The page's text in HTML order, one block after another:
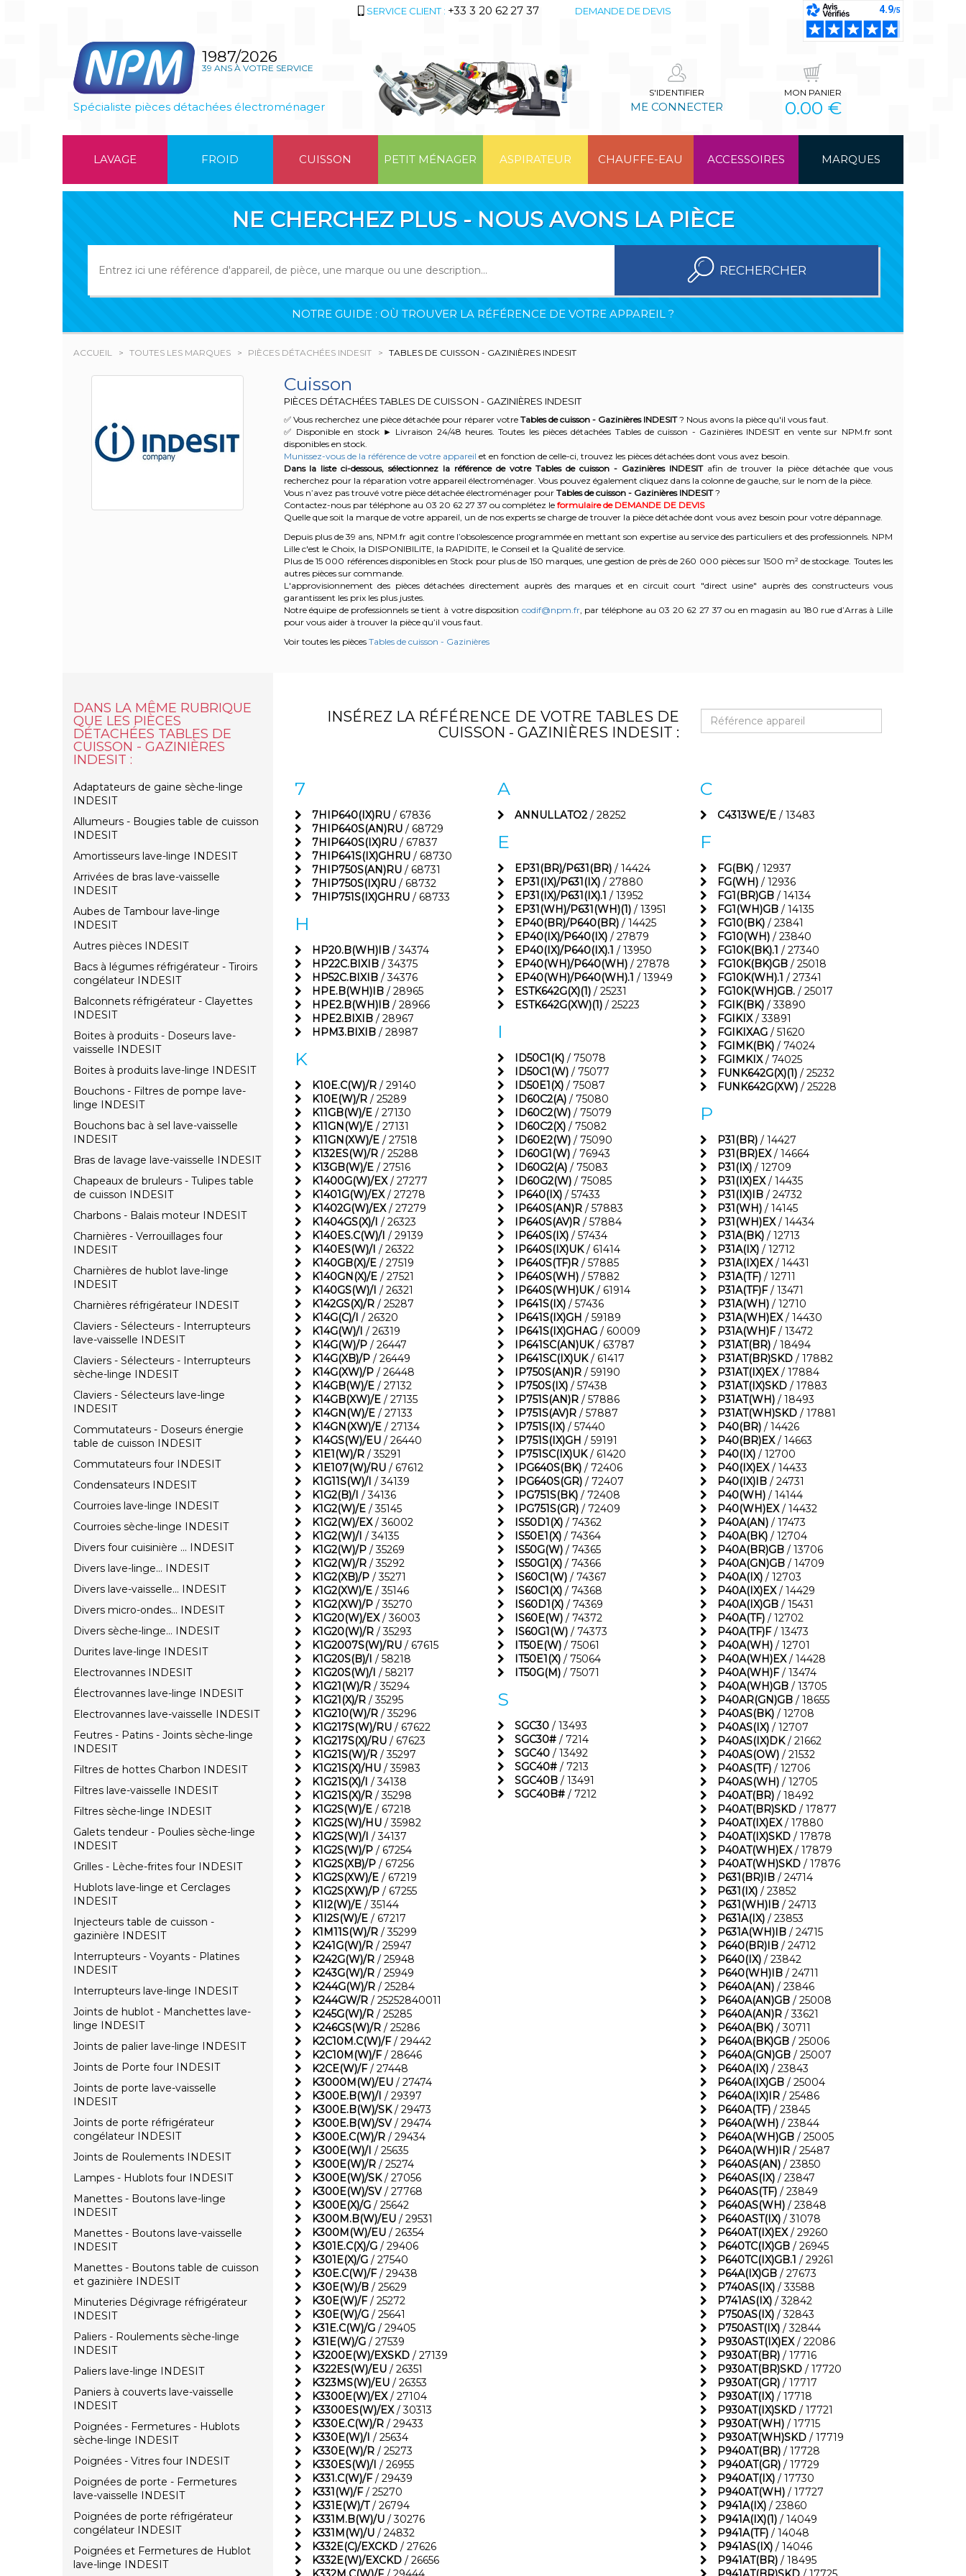
SERVICE CLIENT : +33 3 20 62 27 37 DEMANDE DE DEVIS
1987/2026
39 ANS À VOTRE SERVICE
Spécialiste pièces détachées électroménager
S'IDENTIFIER
ME CONNECTER
MON PANIER
0.00 €
LAVAGE FROID CUISSON PETIT MÉNAGER ASPIRATEUR CHAUFFE-EAU ACCESSOIRES MARQUES
NE CHERCHEZ PLUS - NOUS AVONS LA PIÈCE
RECHERCHER
NOTRE GUIDE : OÙ TROUVER LA RÉFÉRENCE DE VOTRE APPAREIL ?
ACCUEIL TOUTES LES MARQUES PIÈCES DÉTACHÉES INDESIT TABLES DE CUISSON - GAZINIÈRES INDESIT
Cuisson
PIÈCES DÉTACHÉES TABLES DE CUISSON - GAZINIÈRES INDESIT
✅ Vous recherchez une pièce détachée pour réparer votre Tables de cuisson - Gazinières INDESIT? Nous avons la pièce qu'il vous faut.
✅ Disponible en stock ► Livraison 24/48 heures. Toutes les pièces détachées Tables de cuisson - Gazinières INDESIT en vente sur NPM.fr sont
disponibles en stock.
Munissez-vous de la référence de votre appareil et en fonction de celle-ci, trouvez les pièces détachées dont vous avez besoin.
Dans la liste ci-dessous, sélectionnez la référence de votre Tables de cuisson - Gazinières INDESITafin de trouver la pièce détachée que vous
recherchez pour la réparation votre appareil électroménager. Vous pouvez également cliquez dans la colonne de gauche, sur le nom de la pièce.
Vous n’avez pas trouvé votre pièce détachée électroménager pour Tables de cuisson - Gazinières INDESIT?
Contactez-nous par téléphone au 03 20 62 27 37 ou complétez le formulaire de DEMANDE DE DEVIS
Quelle que soit la marque de votre appareil, un de nos experts se charge de trouver la pièce détachée dont vous avez besoin pour votre dépannage.
Depuis plus de 39 ans, NPM.fr agit contre l’obsolescence programmée en mettant son expertise au service des particuliers et des professionnels. NPM
Lille c'est le Choix, la DISPONIBILITE, la RAPIDITE, le Conseil et la Qualité de service.
Plus de 15 000 références disponibles en Stock pour plus de 150 marques, une gestion de près de 260 000 pièces sur 1500 m² de stockage. Toutes les
autres pièces sur commande.
L'approvisionnement des pièces détachées directement auprès des marques et en circuit court "direct usine" auprès des constructeurs vous
garantissent les prix les plus justes.
Notre équipe de professionnels se tient à votre disposition codif@npm.fr, par téléphone au 03 20 62 27 37 ou en magasin au 180 rue d’Arras à Lille
pour vous aider à trouver la pièce qu’il vous faut.
Voir toutes les pièces Tables de cuisson - Gazinières
DANS LA MÊME RUBRIQUE
QUE LES PIÈCES
DÉTACHÉES TABLES DE
CUISSON - GAZINIÈRES
INDESIT :
Adaptateurs de gaine sèche-linge
INDESIT
Allumeurs - Bougies table de cuisson
INDESIT
Amortisseurs lave-linge INDESIT
Arrivées de bras lave-vaisselle
INDESIT
Aubes de Tambour lave-linge
INDESIT
Autres pièces INDESIT
Bacs à légumes réfrigérateur - Tiroirs
congélateur INDESIT
Balconnets réfrigérateur - Clayettes
INDESIT
Boites à produits - Doseurs lave-
vaisselle INDESIT
Boites à produits lave-linge INDESIT
Bouchons - Filtres de pompe lave-
linge INDESIT
Bouchons bac à sel lave-vaisselle
INDESIT
Bras de lavage lave-vaisselle INDESIT
Chapeaux de bruleurs - Tulipes table
de cuisson INDESIT
Charbons - Balais moteur INDESIT
Charnières - Verrouillages four
INDESIT
Charnières de hublot lave-linge
INDESIT
Charnières réfrigérateur INDESIT
Claviers - Sélecteurs - Interrupteurs
lave-vaisselle INDESIT
Claviers - Sélecteurs - Interrupteurs
sèche-linge INDESIT
Claviers - Sélecteurs lave-linge
INDESIT
Commutateurs - Doseurs énergie
table de cuisson INDESIT
Commutateurs four INDESIT
Condensateurs INDESIT
Courroies lave-linge INDESIT
Courroies sèche-linge INDESIT
Divers four cuisinière ... INDESIT
Divers lave-linge... INDESIT
Divers lave-vaisselle... INDESIT
Divers micro-ondes... INDESIT
Divers sèche-linge... INDESIT
Durites lave-linge INDESIT
Electrovannes INDESIT
Électrovannes lave-linge INDESIT
Electrovannes lave-vaisselle INDESIT
Feutres - Patins - Joints sèche-linge
INDESIT
Filtres de hottes Charbon INDESIT
Filtres lave-vaisselle INDESIT
Filtres sèche-linge INDESIT
Galets tendeur - Poulies sèche-linge
INDESIT
Grilles - Lèche-frites four INDESIT
Hublots lave-linge et Cerclages
INDESIT
Injecteurs table de cuisson -
gazinière INDESIT
Interrupteurs - Voyants - Platines
INDESIT
Interrupteurs lave-linge INDESIT
Joints de hublot - Manchettes lave-
linge INDESIT
Joints de palier lave-linge INDESIT
Joints de Porte four INDESIT
Joints de porte lave-vaisselle
INDESIT
Joints de porte réfrigérateur
congélateur INDESIT
Joints de Roulements INDESIT
Lampes - Hublots four INDESIT
Manettes - Boutons lave-linge
INDESIT
Manettes - Boutons lave-vaisselle
INDESIT
Manettes - Boutons table de cuisson
et gazinière INDESIT
Minuteries Dégivrage réfrigérateur
INDESIT
Paliers - Roulements sèche-linge
INDESIT
Paliers lave-linge INDESIT
Paniers à couverts lave-vaisselle
INDESIT
Poignées - Fermetures - Hublots
sèche-linge INDESIT
Poignées - Vitres four INDESIT
Poignées de porte - Fermetures
lave-vaisselle INDESIT
Poignées de porte réfrigérateur
congélateur INDESIT
Poignées et Fermetures de Hublot
lave-linge INDESIT
INSÉREZ LA RÉFÉRENCE DE VOTRE TABLES DE
CUISSON - GAZINIÈRES INDESIT :
7
7HIP640(IX)RU/ 67836
7HIP640S(AN)RU/ 68729
7HIP640S(IX)RU/ 67837
7HIP641S(IX)GHRU/ 68730
7HIP750S(AN)RU/ 68731
7HIP750S(IX)RU/ 68732
7HIP751S(IX)GHRU/ 68733
A
ANNULLATO2/ 28252
C
C4313WE/E/ 13483
E
EP31(BR)/P631(BR)/ 14424
EP31(IX)/P631(IX)/ 27880
EP31(IX)/P631(IX).1 / 13952
EP31(WH)/P631(WH)(1)/ 13951
EP40(BR)/P640(BR)/ 14425
EP40(IX)/P640(IX)/ 27879
EP40(IX)/P640(IX).1 / 13950
EP40(WH)/P640(WH)/ 27878
EP40(WH)/P640(WH).1 / 13949
ESTK642G(X)(1)/ 25231
ESTK642G(XW)(1)/ 25223
F
FG(BK)/ 12937
FG(WH)/ 12936
FG1(BR)GB/ 14134
FG1(WH)GB/ 14135
FG10(BK)/ 23841
FG10(WH)/ 23840
FG10K(BK).1 / 27340
FG10K(BK)GB/ 25018
FG10K(WH).1 / 27341
FG10K(WH)GB./ 25017
FGIK(BK)/ 33890
FGIKIX/ 33891
FGIKIXAG/ 51620
FGIMK(BK)/ 74024
FGIMKIX/ 74025
FUNK642G(X)(1)/ 25232
FUNK642G(XW)/ 25228
H
HP20.B(WH)IB/ 34374
HP22C.BIXIB/ 34375
HP52C.BIXIB/ 34376
HPE.B(WH)IB/ 28965
HPE2.B(WH)IB/ 28966
HPE2.BIXIB/ 28967
HPM3.BIXIB/ 28987 I
ID50C1(K)/ 75078
ID50C1(W)/ 75077
ID50E1(X)/ 75087
ID60C2(A)/ 75080
ID60C2(W)/ 75079
ID60C2(X)/ 75082
ID60E2(W)/ 75090
ID60G1(W)/ 76943
ID60G2(A)/ 75083
ID60G2(W)/ 75085
IP640(IX)/ 57433
IP640S(AN)R/ 57883
IP640S(AV)R/ 57884
IP640S(IX)/ 57434
IP640S(IX)UK/ 61414
IP640S(TF)R/ 57885
IP640S(WH)/ 57882
IP640S(WH)UK/ 61914
IP641S(IX)/ 57436
IP641S(IX)GH / 59189
IP641S(IX)GHAG/ 60009
IP641SC(AN)UK/ 63787
IP641SC(IX)UK/ 61417
IP750S(AN)R/ 59190
IP750S(IX)/ 57438
IP751S(AN)R/ 57886
IP751S(AV)R/ 57887
IP751S(IX)/ 57440
IP751S(IX)GH / 59191
IP751SC(IX)UK/ 61420
IPG640S(BK)/ 72406
IPG640S(GR)/ 72407
IPG751S(BK)/ 72408
IPG751S(GR)/ 72409
IS50D1(X)/ 74362
IS50E1(X)/ 74364
IS50G(W)/ 74365
IS50G1(X)/ 74366
IS60C1(W)/ 74367
IS60C1(X)/ 74368
IS60D1(X)/ 74369
IS60E(W)/ 74372
IS60G1(W)/ 74373
IT50E(W)/ 75061
IT50E1(X)/ 75064
IT50G(M)/ 75071
K
K10E.C(W)/R/ 29140
K10E(W)/R/ 25289
K11GB(W)/E/ 27130
K11GN(W)/E/ 27131
K11GN(XW)/E/ 27518
K132ES(W)/R/ 25288
K13GB(W)/E/ 27516
K1400G(W)/EX/ 27277
K1401G(W)/EX/ 27278
K1402G(W)/EX/ 27279
K1404GS(X)/I / 26323
K140ES.C(W)/I / 29139
K140ES(W)/I / 26322
K140GB(X)/E/ 27519
K140GN(X)/E/ 27521
K140GS(W)/I / 26321
K142GS(X)/R/ 25287
K14G(C)/I / 26320
K14G(W)/I / 26319
K14G(W)/P/ 26447
K14G(XB)/P/ 26449
K14G(XW)/P/ 26448
K14GB(W)/E/ 27132
K14GB(XW)/E/ 27135
K14GN(W)/E/ 27133
K14GN(XW)/E/ 27134
K14GS(W)/EU/ 26440
K1E1(W)/R/ 35291
K1E107(W)/RU/ 67612
K1G11S(W)/I / 34139
K1G2(B)/I / 34136
K1G2(W)/E/ 35145
K1G2(W)/EX/ 36002
K1G2(W)/I / 34135
K1G2(W)/P/ 35269
K1G2(W)/R/ 35292
K1G2(XB)/P/ 35271
K1G2(XW)/E/ 35146
K1G2(XW)/P/ 35270
K1G20(W)/EX/ 36003
K1G20(W)/R/ 35293
K1G2007S(W)/RU/ 67615
K1G20S(B)/I / 58218
K1G20S(W)/I / 58217
K1G21(W)/R/ 35294
K1G21(X)/R/ 35295
K1G210(W)/R/ 35296
K1G217S(W)/RU/ 67622
K1G217S(X)/RU/ 67623
K1G21S(W)/R/ 35297
K1G21S(X)/HU/ 35983
K1G21S(X)/I / 34138
K1G21S(X)/R/ 35298
K1G2S(W)/E/ 67218
K1G2S(W)/HU/ 35982
K1G2S(W)/I / 34137
K1G2S(W)/P/ 67254
K1G2S(XB)/P/ 67256
K1G2S(XW)/E/ 67219
K1G2S(XW)/P/ 67255
K1I2(W)/E/ 35144
K1I2S(W)/E/ 67217
K1M11S(W)/R/ 35299
K241G(W)/R/ 25947
K242G(W)/R/ 25948
K243G(W)/R/ 25949
K244G(W)/R/ 25284
K244GW/R/ 25252840011
K245G(W)/R/ 25285
K246GS(W)/R/ 25286
K2C10M.C(W)/F/ 29442
K2C10M(W)/F/ 28646
K2CE(W)/F/ 27448
K3000M(W)/EU/ 27474
K300E.B(W)/I / 29397
K300E.B(W)/SK/ 29473
K300E.B(W)/SV/ 29474
K300E.C(W)/R/ 29434
K300E(W)/I / 25635
K300E(W)/R/ 25274
K300E(W)/SK/ 27056
K300E(W)/SV/ 27768
K300E(X)/G/ 25642
K300M.B(W)/EU/ 29531
K300M(W)/EU/ 26354
K301E.C(X)/G/ 29406
K301E(X)/G/ 27540
K30E.C(W)/F/ 29438
K30E(W)/B/ 25629
K30E(W)/F/ 25272
K30E(W)/G/ 25641
K31E.C(W)/G/ 29405
K31E(W)/G/ 27539
K3200E(W)/EXSKD/ 27139
K322ES(W)/EU/ 26351
K323MS(W)/EU/ 26353
K3300E(W)/EX/ 27104
K3300ES(W)/EX/ 30313
K330E.C(W)/R/ 29433
K330E(W)/I / 25634
K330E(W)/R/ 25273
K330ES(W)/I / 26955
K331.C(W)/F/ 29439
K331(W)/F/ 25270
K331E(W)/T/ 26794
K331M.B(W)/U/ 30276
K331M(W)/U/ 24832
K332E(C)/EXCKD/ 27626
K332E(W)/EXCKD/ 26656
P
P31(BR)/ 14427
P31(BR)EX/ 14664
P31(IX)/ 12709
P31(IX)EX/ 14435
P31(IX)IB/ 24732
P31(WH)/ 14145
P31(WH)EX/ 14434
P31A(BK)/ 12713
P31A(IX)/ 12712
P31A(IX)EX/ 14431
P31A(TF)/ 12711
P31A(TF)F/ 13471
P31A(WH)/ 12710
P31A(WH)EX/ 14430
P31A(WH)F/ 13472
P31AT(BR)/ 18494
P31AT(BR)SKD/ 17882
P31AT(IX)EX/ 17884
P31AT(IX)SKD/ 17883
P31AT(WH)/ 18493
P31AT(WH)SKD/ 17881
P40(BR)/ 14426
P40(BR)EX/ 14663
P40(IX)/ 12700
P40(IX)EX/ 14433
P40(IX)IB/ 24731
P40(WH)/ 14144
P40(WH)EX/ 14432
P40A(AN)/ 17473
P40A(BK)/ 12704
P40A(BR)GB/ 13706
P40A(GN)GB/ 14709
P40A(IX)/ 12703
P40A(IX)EX/ 14429
P40A(IX)GB/ 15431
P40A(TF)/ 12702
P40A(TF)F/ 13473
P40A(WH)/ 12701
P40A(WH)EX/ 14428
P40A(WH)F/ 13474
P40A(WH)GB/ 13705
P40AR(GN)GB/ 18655
P40AS(BK)/ 12708
P40AS(IX)/ 12707
P40AS(IX)DK/ 21662
P40AS(OW)/ 21532
P40AS(TF)/ 12706
P40AS(WH)/ 12705
P40AT(BR)/ 18492
P40AT(BR)SKD/ 17877
P40AT(IX)EX/ 17880
P40AT(IX)SKD/ 17878
P40AT(WH)EX/ 17879
P40AT(WH)SKD/ 17876
P631(BR)IB/ 24714
P631(IX)/ 23852
P631(WH)IB/ 24713
P631A(IX)/ 23853
P631A(WH)IB/ 24715
P640(BR)IB/ 24712
P640(IX)/ 23842
P640(WH)IB/ 24711
P640A(AN)/ 23846
P640A(AN)GB/ 25008
P640A(AN)R/ 33621
P640A(BK)/ 30711
P640A(BK)GB/ 25006
P640A(GN)GB/ 25007
P640A(IX)/ 23843
P640A(IX)GB/ 25004
P640A(IX)IR/ 25486
P640A(TF)/ 23845
P640A(WH)/ 23844
P640A(WH)GB/ 25005
P640A(WH)IR/ 25487
P640AS(AN)/ 23850
P640AS(IX)/ 23847
P640AS(TF)/ 23849
P640AS(WH)/ 23848
P640AST(IX)/ 31078
P640AT(IX)EX/ 29260
P640TC(IX)GB/ 26945
P640TC(IX)GB.1 / 29261
P64A(IX)GB/ 27673
P740AS(IX)/ 33588
P741AS(IX)/ 32842
P750AS(IX)/ 32843
P750AST(IX)/ 32844
P930AST(IX)EX/ 22086
P930AT(BR)/ 17716
P930AT(BR)SKD/ 17720
P930AT(GR)/ 17717
P930AT(IX)/ 17718
P930AT(IX)SKD/ 17721
P930AT(WH)/ 17715
P930AT(WH)SKD/ 17719
P940AT(BR)/ 17728
P940AT(GR)/ 17729
P940AT(IX)/ 17730
P940AT(WH)/ 17727
P941A(IX)/ 23860
P941A(IX)(1)/ 14049
P941A(TF)/ 14048
P941AS(IX)/ 14046
P941AT(BR)/ 18495
S
SGC30/ 13493
SGC30#/ 7214
SGC40/ 13492
SGC40#/ 7213
SGC40B/ 13491
SGC40B#/ 7212